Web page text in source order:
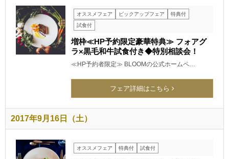
オススメフェア ピックアップフェア
特典付
試食付
増枠≪HP予約限定豪華特典≫ フォアグ
ラ×黒毛和牛試食付き◆特別相談会！
≪HP予約者限定≫ BLOOMの公式ホームペ…
フェア詳細はこちら
2017年9月16日（土）
オススメフェア 特典付 試食付